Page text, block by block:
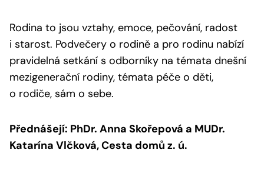
Rodina to jsou vztahy, emoce, pečování, radost
i starost. Podvečery o rodině a pro rodinu nabízí
pravidelná setkání s odborníky na témata dnešní
mezigenerační rodiny, témata péče o děti,
o rodiče, sám o sebe.
Přednášejí: PhDr. Anna Skořepová a MUDr.
Katarína Vlčková, Cesta domů z. ú.